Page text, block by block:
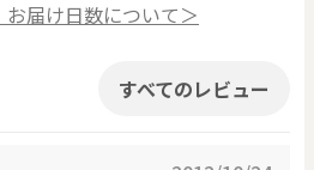
届け日数について＞
すべてのレビュー